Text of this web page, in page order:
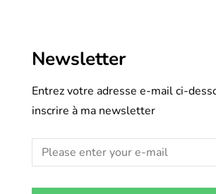
Newsletter
Entrez votre adresse e-mail ci-
inscrire à ma newsletter